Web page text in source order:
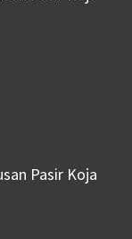
Pasir Koja